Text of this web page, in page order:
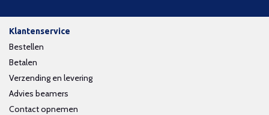
Klantenservice
Bestellen
Betalen
Verzending en levering
Advies beamers
Contact opnemen